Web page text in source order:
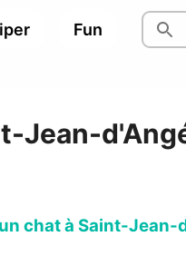
Fun
Jean-
chat à Saint-